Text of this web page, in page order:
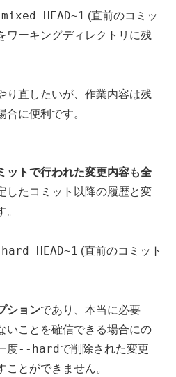
HEAD~1 (直前のコミッ
ワーキングディレクトリに残
り直したいが、作業内容は残
合に便利です。
ットで行われた変更内容も全
したコミット以降の履歴と変
HEAD~1 (直前のコミット
ションであり、本当に必要
いことを確信できる場合にの
度--hardで削除された変更
ことができません。